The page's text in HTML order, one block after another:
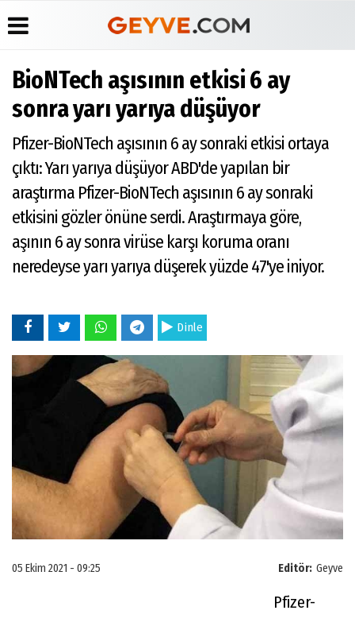
Haber
Arşivi
Haberleri
Anketler
Biyografiler
Köşe
Yazarları
Galeri
Foto
Yayın
Medyabar.com
İletişim
BioNTech aşısının etkisi 6 ay
sonra yarı yarıya düşüyor
Pfizer-BioNTech aşısının 6 ay sonraki etkisi ortaya
çıktı: Yarı yarıya düşüyor ABD'de yapılan bir
araştırma Pfizer-BioNTech aşısının 6 ay sonraki
etkisini gözler önüne serdi. Araştırmaya göre,
aşının 6 ay sonra virüse karşı koruma oranı
neredeyse yarı yarıya düşerek yüzde 47'ye iniyor.
Dinle
Editör: Geyve
05 Ekim 2021 - 09:25
Pfizer-